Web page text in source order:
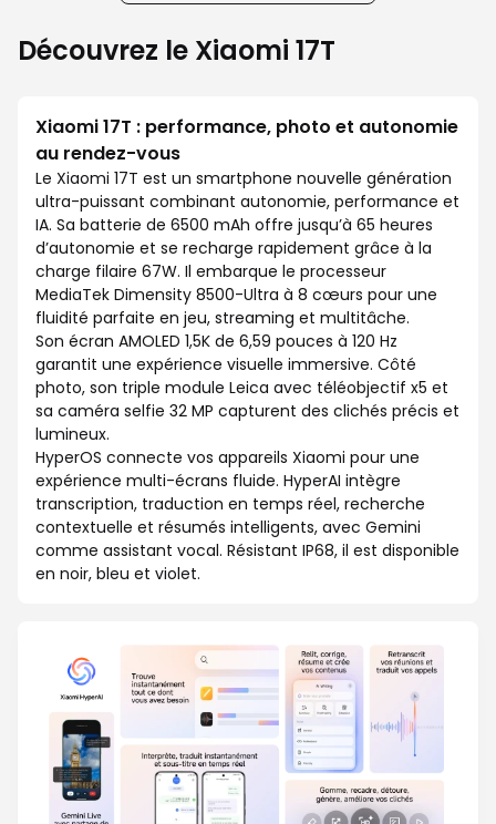
Découvrez le Xiaomi 17T
Xiaomi 17T : performance, photo et autonomie
au rendez-vous
Le Xiaomi 17T est un smartphone nouvelle génération
ultra-puissant combinant autonomie, performance et
IA. Sa batterie de 6500 mAh offre jusqu’à 65 heures
d’autonomie et se recharge rapidement grâce à la
charge filaire 67W. Il embarque le processeur
MediaTek Dimensity 8500-Ultra à 8 cœurs pour une
fluidité parfaite en jeu, streaming et multitâche.
Son écran AMOLED 1,5K de 6,59 pouces à 120 Hz
garantit une expérience visuelle immersive. Côté
photo, son triple module Leica avec téléobjectif x5 et
sa caméra selfie 32 MP capturent des clichés précis et
lumineux.
HyperOS connecte vos appareils Xiaomi pour une
expérience multi-écrans fluide. HyperAI intègre
transcription, traduction en temps réel, recherche
contextuelle et résumés intelligents, avec Gemini
comme assistant vocal. Résistant IP68, il est disponible
en noir, bleu et violet.